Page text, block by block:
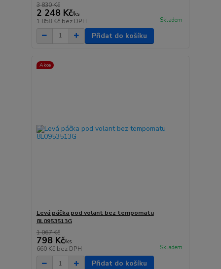
3 830 Kč
2 248 Kč/ks
1 858 Kč bez DPH Skladem
Přidat do košíku
Akce
Levá páčka pod volant bez tempomatu
8L0953513G
1 067 Kč
798 Kč/ks
660 Kč bez DPH Skladem
Přidat do košíku